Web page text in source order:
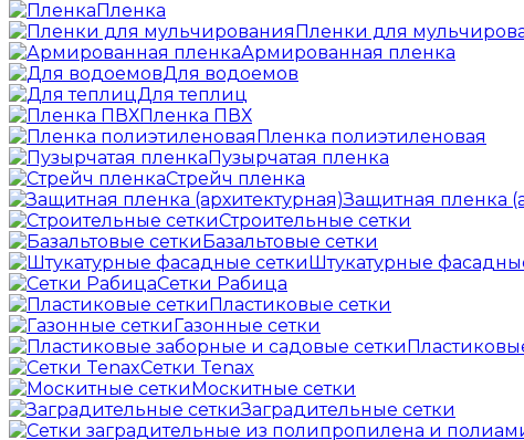
Пленка
Пленки для
Армированная пленка
Для водоемов
Для теплиц
Пленка ПВХ
Пленка полиэтиленовая
Пузырчатая пленка
Cтрейч пленка
Защитная пленка
Строительные сетки
Базальтовые сетки
Штукатурные
Сетки Рабица
Пластиковые сетки
Газонные сетки
Сетки Tenax
Москитные сетки
Заградительные сетки